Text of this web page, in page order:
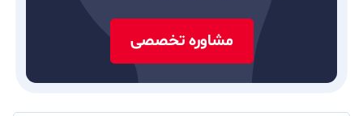
مشاوره تخصصی